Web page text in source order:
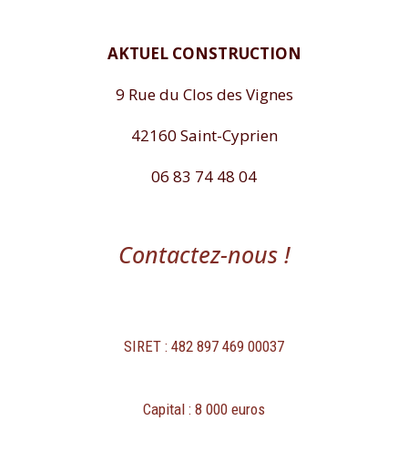
AKTUEL CONSTRUCTION
9 Rue du Clos des Vignes
42160 Saint-Cyprien
06 83 74 48 04
Contactez-nous !
SIRET : 482 897 469 00037
Capital : 8 000 euros